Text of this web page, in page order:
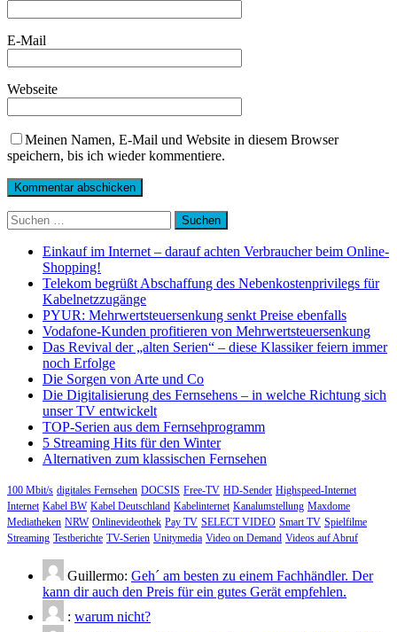
E-Mail
Webseite
Meinen Namen, E-Mail und Website in diesem Browser
speichern, bis ich wieder kommentiere.
Suchen
nach:
Einkauf im Internet – darauf achten Verbraucher beim Online-
Shopping!
Telekom begrüßt Abschaffung des Nebenkostenprivilegs für
Kabelnetzzugänge
PYUR: Mehrwertsteuersenkung senkt Preise ebenfalls
Vodafone-Kunden profitieren von Mehrwertsteuersenkung
Das Revival der „alten Serien“ – diese Klassiker feiern immer
noch Erfolge
Die Sorgen von Arte und Co
Die Digitalisierung des Fernsehens – in welche Richtung sich
unser TV entwickelt
TOP-Serien aus dem Fernsehprogramm
5 Streaming Hits für den Winter
Alternativen zum klassischen Fernsehen
100 Mbit/s digitales Fernsehen DOCSIS Free-TV HD-Sender Highspeed-Internet
Internet Kabel BW Kabel Deutschland Kabelinternet Kanalumstellung Maxdome
Mediatheken NRW Onlinevideothek Pay TV SELECT VIDEO Smart TV Spielfilme
Streaming Testberichte TV-Serien Unitymedia Video on Demand Videos auf Abruf
Guillermo: Geh´ am besten zu einem Fachhändler. Der
kann dir auch den Preis für ein gutes Gerät empfehlen.
: warum nicht?